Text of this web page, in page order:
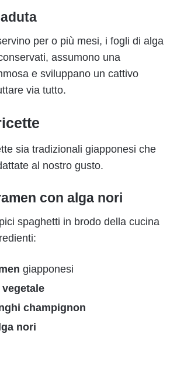
per o più mesi, i fogli di alga
assumono una
e sviluppano un cattivo
via tutto.
sia tradizionali giapponesi che
al nostro gusto.
con alga nori
spaghetti in brodo della cucina
giapponesi
vegetale
champignon
nori